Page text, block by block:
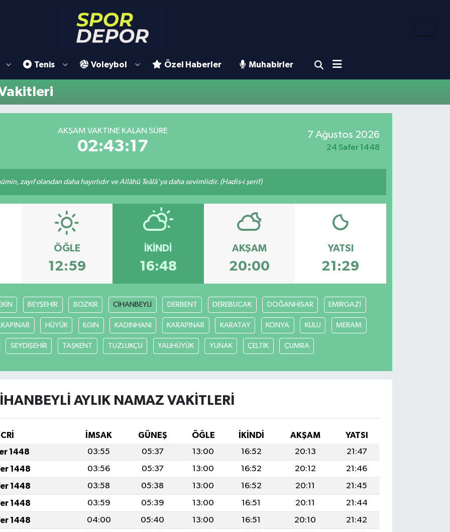
Tenis Voleybol Özel Haberler Muhabirler
AKŞAM VAKTINE KALAN SÜRE
02:43:16
7 Ağustos 2026
24 Safer 1448
zayıf olandan daha hayırlıdır ve Allâhü Teâlâ'ya daha sevimlidir. (Hadis-i şerif)
ÖĞLE
12:59
İKINDI
16:48
AKŞAM
20:00
YATSI
21:29
BEYŞEHİR BOZKIR CİHANBEYLİ DERBENT DEREBUCAK DOĞANHİSAR EMİRGAZİ
HÜYÜK ILGIN KADINHANI KARAPINAR KARATAY KONYA KULU MERAM
SEYDİŞEHİR TAŞKENT TUZLUKÇU YALIHÜYÜK YUNAK ÇELTİK ÇUMRA
AYLIK NAMAZ VAKITLERI
İMSAK GÜNEŞ ÖĞLE İKINDI AKŞAM
YATSI
1448 03:55 05:37 13:00 16:52 20:13
21:47
1448 03:56 05:37 13:00 16:52 20:12
21:46
1448 03:58 05:38 13:00 16:52 20:11
21:45
1448 03:59 05:39 13:00 16:51 20:11
21:44
1448 04:00 05:40 13:00 16:51 20:10
21:42